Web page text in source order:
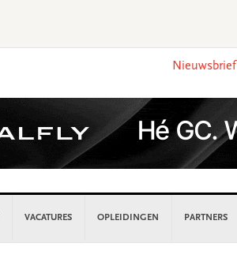
Nieuwsbrief
VACATURES OPLEIDINGEN PARTNERS